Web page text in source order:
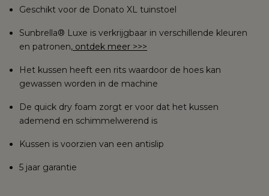
Voor producten die online gekocht worden, geldt het herroepingsrecht.
Geschikt voor de Donato XL tuinstoel
Sunbrella® Luxe is verkrijgbaar in verschillende kleuren
en patronen, ontdek meer >>>
Het kussen heeft een rits waardoor de hoes kan
gewassen worden in de machine
De quick dry foam zorgt er voor dat het kussen
ademend en schimmelwerend is
Kussen is voorzien van een antislip
5 jaar garantie